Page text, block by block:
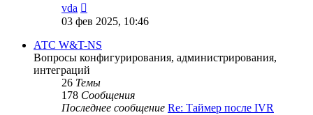
vda
к
последнему
сообщению
03 фев 2025, 10:46
АТС W&T-NS
Вопросы конфигурирования, администрирования,
интеграций
26 Темы
178 Сообщения
Последнее сообщение Re: Таймер после IVR